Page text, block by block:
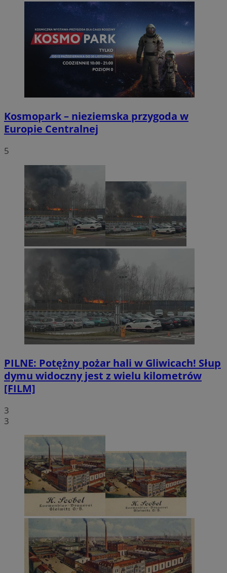
Kosmopark – nieziemska przygoda w
Europie Centralnej
5
PILNE: Potężny pożar hali w Gliwicach! Słup
dymu widoczny jest z wielu kilometrów
[FILM]
3
3